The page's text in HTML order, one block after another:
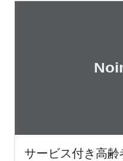
サービス付き高